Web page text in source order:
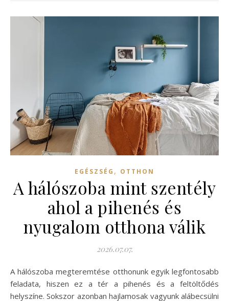
EGÉSZSÉG , OTTHON
A hálószoba mint szentély
ahol a pihenés és
nyugalom otthona válik
2026.07.07.
A hálószoba megteremtése otthonunk egyik legfontosabb
feladata, hiszen ez a tér a pihenés és a feltöltődés
helyszíne. Sokszor azonban hajlamosak vagyunk alábecsülni